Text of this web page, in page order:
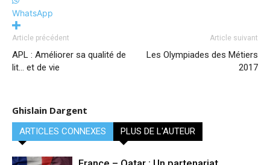
WhatsApp
Article précédent
APL : Améliorer sa qualité de
lit… et de vie
Article suivant
Les Olympiades des Métiers
2017
Ghislain Dargent
ARTICLES CONNEXES PLUS DE L'AUTEUR